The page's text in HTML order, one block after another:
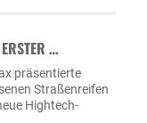
…
präsentierte
Straßenreifen
Hightech-